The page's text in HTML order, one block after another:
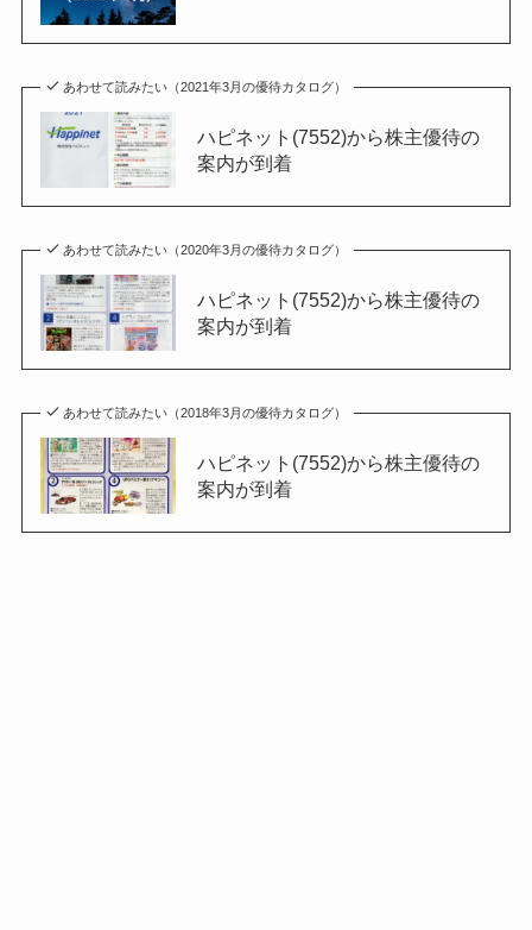
あわせて読みたい（2021年3月の優待カタログ）
ハピネット(7552)から株主優待の
案内が到着
あわせて読みたい（2020年3月の優待カタログ）
ハピネット(7552)から株主優待の
案内が到着
あわせて読みたい（2018年3月の優待カタログ）
ハピネット(7552)から株主優待の
案内が到着